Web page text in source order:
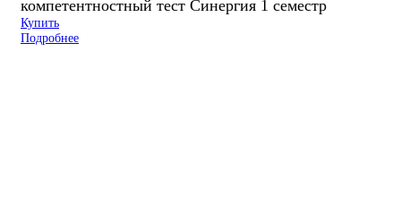
компетентностный тест Синергия 1 семестр
Купить
Подробнее